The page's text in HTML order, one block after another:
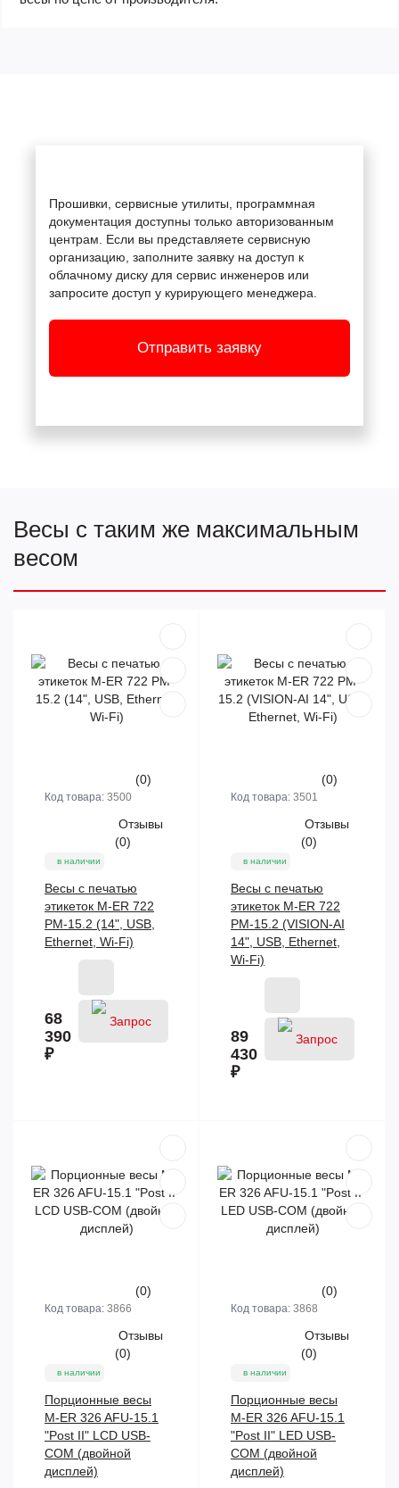
Прошивки, сервисные утилиты, программная
документация доступны только авторизованным
центрам. Если вы представляете сервисную
организацию, заполните заявку на доступ к
облачному диску для сервис инженеров или
запросите доступ у курирующего менеджера.
Отправить заявку
Весы с таким же максимальным
весом
(0)
Код товара: 3500
Отзывы
(0)
в наличии
Весы с печатью
этикеток M-ER 722
PM-15.2 (14", USB,
Ethernet, Wi-Fi)
68
390
₽
(0)
Код товара: 3501
Отзывы
(0)
в наличии
Весы с печатью
этикеток M-ER 722
PM-15.2 (VISION-AI
14", USB, Ethernet,
Wi-Fi)
89
430
₽
(0)
Код товара: 3866
Отзывы
(0)
в наличии
Порционные весы
M-ER 326 AFU-15.1
"Post II" LCD USB-
COM (двойной
дисплей)
(0)
Код товара: 3868
Отзывы
(0)
в наличии
Порционные весы
M-ER 326 AFU-15.1
"Post II" LED USB-
COM (двойной
дисплей)